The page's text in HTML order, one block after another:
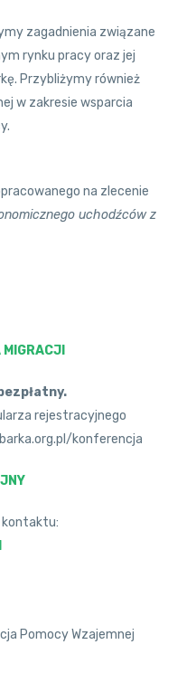
zagadnienia związane
rynku pracy oraz jej
Przybliżymy również
w zakresie wsparcia
na zlecenie
uchodźców z
MIGRACJI
rejestracyjnego
konferencja
kontaktu:
Pomocy Wzajemnej